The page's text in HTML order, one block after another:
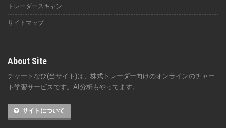
トレーダースキャン
サイトマップ
About Site
チャートなび(当サイト)は、株式トレーダー向けのオンラインのチャー
ト学習サービスです。AI分析もやってます。
サイトについて